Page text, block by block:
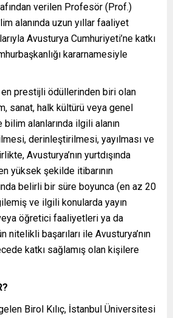
verilen Profesör (Prof.)
alanında uzun yıllar faaliyet
Avusturya Cumhuriyeti’ne katkı
kararnamesiyle
prestijli ödüllerinden biri olan
sanat, halk kültürü veya genel
alanlarında ilgili alanın
derinleştirilmesi, yayılması ve
Avusturya’nın yurtdışında
yüksek şekilde itibarının
belirli bir süre boyunca (en az 20
ve ilgili konularda yayın
öğretici faaliyetleri ya da
başarıları ile Avusturya’nın
katkı sağlamış olan kişilere
Birol Kılıç, İstanbul Üniversitesi